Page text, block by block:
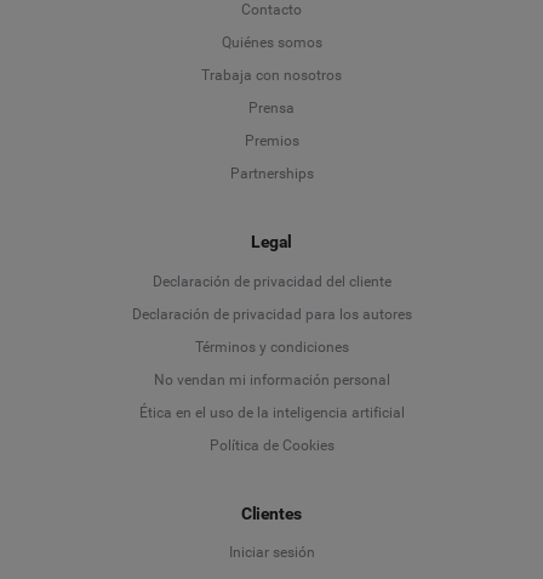
Contacto
Quiénes somos
Trabaja con nosotros
Prensa
Premios
Partnerships
Legal
Declaración de privacidad del cliente
Declaración de privacidad para los autores
Términos y condiciones
No vendan mi información personal
Ética en el uso de la inteligencia artificial
Política de Cookies
Clientes
Iniciar sesión
Language
Deutsch